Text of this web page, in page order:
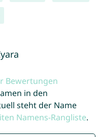
Bewertungen
in den
steht der Name
Namens-Rangliste.